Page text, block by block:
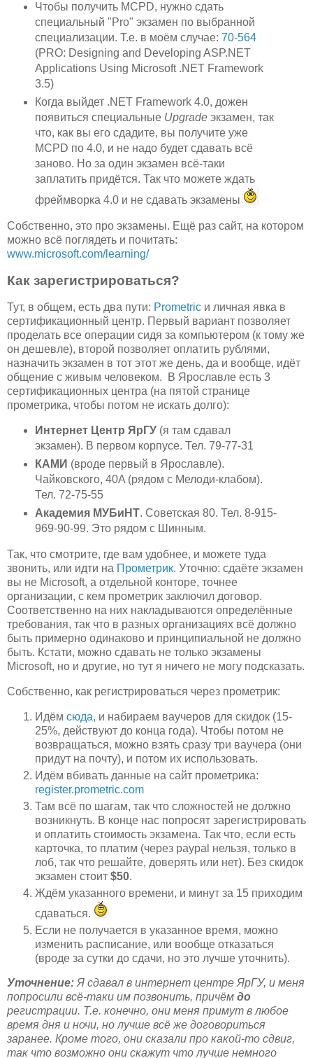
Чтобы получить MCPD, нужно сдать
специальный "Pro" экзамен по выбранной
специализации. Т.е. в моём случае: 70-564
(PRO: Designing and Developing ASP.NET
Applications Using Microsoft .NET Framework
3.5)
Когда выйдет .NET Framework 4.0, дожен
появиться специальные Upgradeэкзамен, так
что, как вы его сдадите, вы получите уже
MCPD по 4.0, и не надо будет сдавать всё
заново. Но за один экзамен всё-таки
заплатить придётся. Так что можете ждать
фреймворка 4.0 и не сдавать экзамены
Собственно, это про экзамены. Ещё раз сайт, на котором
можно всё поглядеть и почитать:
www.microsoft.com/learning/
Как зарегистрироваться?
Тут, в общем, есть два пути: Prometric и личная явка в
сертификационный центр. Первый вариант позволяет
проделать все операции сидя за компьютером (к тому же
он дешевле), второй позволяет оплатить рублями,
назначить экзамен в тот этот же день, да и вообще, идёт
общение с живым человеком. В Ярославле есть 3
сертификационных центра (на пятой странице
прометрика, чтобы потом не искать долго):
Интернет Центр ЯрГУ(я там сдавал
экзамен). В первом корпусе. Тел. 79-77-31
КАМИ (вроде первый в Ярославле).
Чайковского, 40A (рядом с Мелоди-клабом).
Тел. 72-75-55
Академия МУБиНТ. Советская 80. Тел. 8-915-
969-90-99. Это рядом с Шинным.
Так, что смотрите, где вам удобнее, и можете туда
звонить, или идти на Прометрик. Уточню: сдаёте экзамен
вы не Microsoft, а отдельной конторе, точнее
организации, с кем прометрик заключил договор.
Соответственно на них накладываются определённые
требования, так что в разных организациях всё должно
быть примерно одинаково и принципиальной не должно
быть. Кстати, можно сдавать не только экзамены
Microsoft, но и другие, но тут я ничего не могу подсказать.
Собственно, как регистрироваться через прометрик:
Идём сюда, и набираем ваучеров для скидок (15-
25%, действуют до конца года). Чтобы потом не
возвращаться, можно взять сразу три ваучера (они
придут на почту), и потом их использовать.
Идём вбивать данные на сайт прометрика:
register.prometric.com
Там всё по шагам, так что сложностей не должно
возникнуть. В конце нас попросят зарегистрировать
и оплатить стоимость экзамена. Так что, если есть
карточка, то платим (через paypal нельзя, только в
лоб, так что решайте, доверять или нет). Без скидок
экзамен стоит $50.
Ждём указанного времени, и минут за 15 приходим
сдаваться.
Если не получается в указанное время, можно
изменить расписание, или вообще отказаться
(вроде за сутки до сдачи, но это лучше уточнить).
Уточнение:Я сдавал в интернет центре ЯрГУ, и меня
попросили всё-таки им позвонить, причём до
регистрации. Т.е. конечно, они меня примут в любое
время дня и ночи, но лучше всё же договориться
заранее. Кроме того, они сказали про какой-то сдвиг,
так что возможно они скажут что лучше немного